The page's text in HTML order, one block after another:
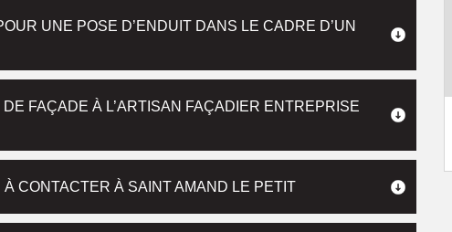
UNE POSE D’ENDUIT DANS LE CADRE D’UN
FAÇADE À L’ARTISAN FAÇADIER ENTREPRISE
CONTACTER À SAINT AMAND LE PETIT